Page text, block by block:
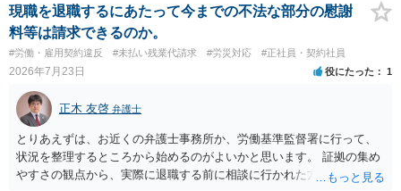
については、会社側に「部下の不正行為による情報漏洩」と正式に認
定させ、誤認した他部署への適切なフォローや周知を求めるのが有効
です。 あるいは、懲戒があったことを社内で周知される手続があるの
ならば、それにより軽微ながら回復はできるかもしれません。 さらに
個人としても、相手に対してプライバシー侵害等に基づく損害賠償
（慰謝料）を請求する選択肢がありえます（ただし、金額は多額にな
らない可能性があります。）。
現職を退職するにあたって今までの不法な部分の慰謝
料等は請求できるのか。
#労働・雇用契約違反 #未払い残業代請求 #労災対応 #正社員・契約社員
2026年7月23日 役にたった 1
正木 友啓 弁護士
とりあえずは、お近くの弁護士事務所か、労働基準監督署に行って、
状況を整理するところから始めるのがよいかと思います。 証拠の集め
やすさの観点から、実際に退職する前に相談に行かれた方がよいかと